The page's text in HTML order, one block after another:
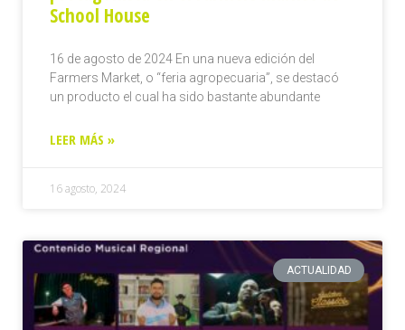
School House
16 de agosto de 2024 En una nueva edición del
Farmers Market, o “feria agropecuaria”, se destacó
un producto el cual ha sido bastante abundante
LEER MÁS »
16 agosto, 2024
ACTUALIDAD